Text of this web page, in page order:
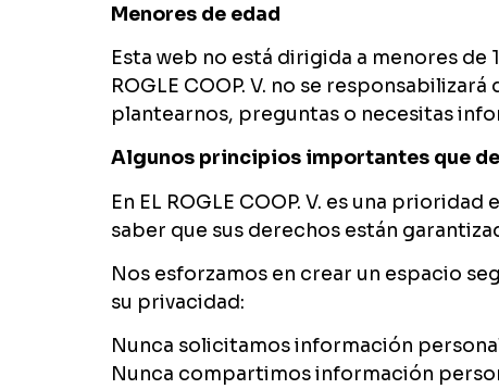
Menores de edad
Esta web no está dirigida a menores de
ROGLE COOP. V. no se
plantearnos, preguntas o necesitas
Algunos principios importantes que
En EL ROGLE COOP. V. es una
saber que sus derechos están
Nos esforzamos en crear un espacio
su privacidad:
Nunca solicitamos información
Nunca compartimos información